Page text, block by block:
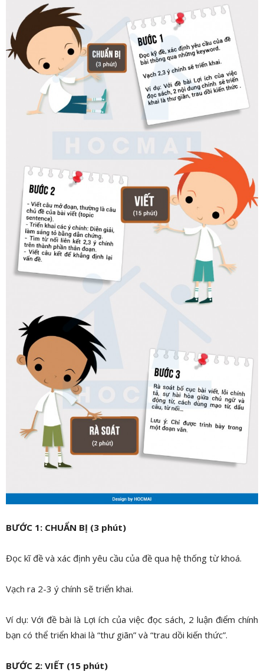
BƯỚC 1: CHUẨN BỊ (3 phút)
Đọc kĩ đề và xác định yêu cầu của đề qua hệ thống từ khoá.
Vạch ra 2-3 ý chính sẽ triển khai.
Ví dụ: Với đề bài là Lợi ích của việc đọc sách, 2 luận điểm chính
bạn có thể triển khai là “thư giãn” và “trau dồi kiến thức”.
BƯỚC 2: VIẾT (15 phút)